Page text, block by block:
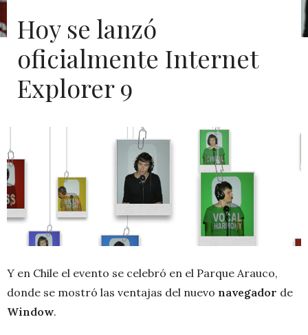
Hoy se lanzó
oficialmente Internet
Explorer 9
Y en Chile el evento se celebró en el Parque Arauco,
donde se mostró las ventajas del nuevo navegador de
Window.